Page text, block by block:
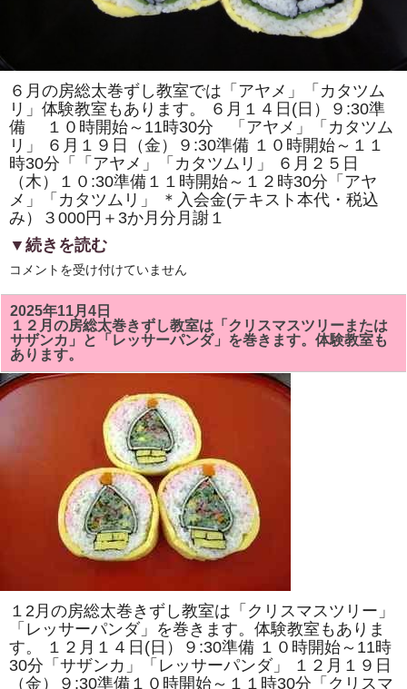
６月の房総太巻ずし教室では「アヤメ」「カタツム
リ」体験教室もあります。 ６月１４日(日）９:30準
備 １０時開始～11時30分 「アヤメ」「カタツム
リ」 ６月１９日（金）９:30準備 １０時開始～１１
時30分「「アヤメ」「カタツムリ」 ６月２５日
（木）１０:30準備１１時開始～１２時30分「アヤ
メ」「カタツムリ」 ＊入会金(テキスト本代・税込
み）３000円＋3か月分月謝１
▼続きを読む
6
の
房
総
太
巻
ず
し
教
室
メ」
と
巻
き
寿
司
の
体
コメントを受け付けていません
2025年11月4日
１２月の房総太巻きずし教室は「クリスマスツリーまたは
サザンカ」と「レッサーパンダ」を巻きます。体験教室も
あります。
１2月の房総太巻きずし教室は「クリスマスツリー」
「レッサーパンダ」を巻きます。体験教室もありま
す。 １２月１４日(日）９:30準備 １０時開始～11時
30分「サザンカ」「レッサーパンダ」 １２月１９日
（金）９:30準備１０時開始～１１時30分「クリスマ